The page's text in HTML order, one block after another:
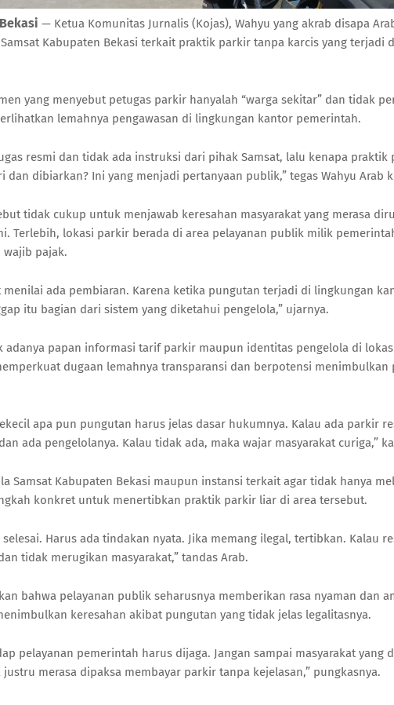
— Ketua Komunitas Jurnalis (Kojas), Wahyu yang akrab disapa
Kabupaten Bekasi terkait praktik parkir tanpa karcis yang terjadi
yang menyebut petugas parkir hanyalah “warga sekitar” dan tidak
lemahnya pengawasan di lingkungan kantor pemerintah.
resmi dan tidak ada instruksi dari pihak Samsat, lalu kenapa
dan dibiarkan? Ini yang menjadi pertanyaan publik,” tegas Wahyu Arab
tidak cukup untuk menjawab keresahan masyarakat yang merasa
Terlebih, lokasi parkir berada di area pelayanan publik milik
wajib pajak.
menilai ada pembiaran. Karena ketika pungutan terjadi di lingkungan
itu bagian dari sistem yang diketahui pengelola,” ujarnya.
adanya papan informasi tarif parkir maupun identitas pengelola di
dugaan lemahnya transparansi dan berpotensi menimbulkan
apa pun pungutan harus jelas dasar hukumnya. Kalau ada parkir
ada pengelolanya. Kalau tidak ada, maka wajar masyarakat curiga,”
Samsat Kabupaten Bekasi maupun instansi terkait agar tidak hanya
konkret untuk menertibkan praktik parkir liar di area tersebut.
Harus ada tindakan nyata. Jika memang ilegal, tertibkan. Kalau
tidak merugikan masyarakat,” tandas Arab.
bahwa pelayanan publik seharusnya memberikan rasa nyaman dan
keresahan akibat pungutan yang tidak jelas legalitasnya.
pelayanan pemerintah harus dijaga. Jangan sampai masyarakat yang
merasa dipaksa membayar parkir tanpa kejelasan,” pungkasnya.